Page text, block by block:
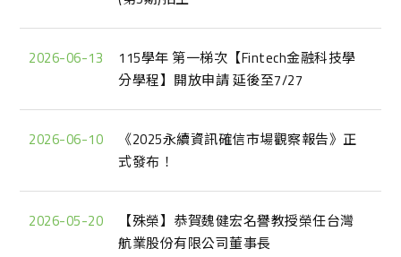
2026-06-13
115學年 第一梯次【Fintech金融科技學
分學程】開放申請 延後至7/27
2026-06-10
《2025永續資訊確信市場觀察報告》正
式發布！
2026-05-20
【殊榮】恭賀魏健宏名譽教授榮任台灣
航業股份有限公司董事長